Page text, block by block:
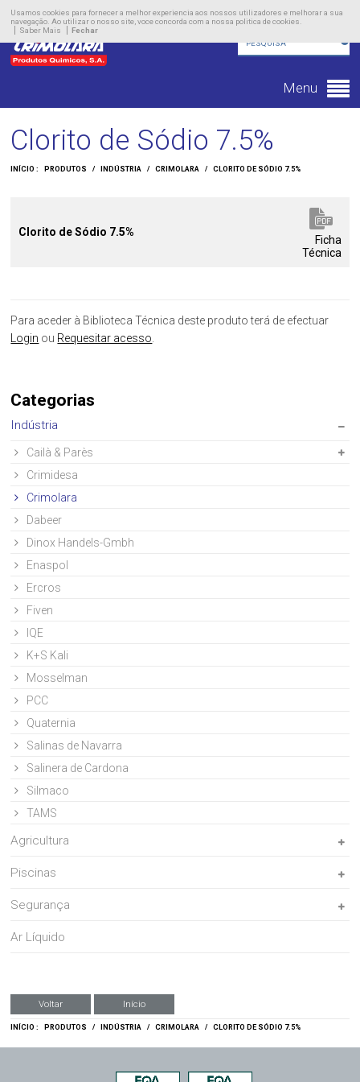
Usamos cookies para fornecer a melhor experiencia aos nossos utilizadores e melhorar a sua
navegação. Ao utilizar o nosso site, voce concorda com a nossa politica de cookies.
Saber Mais
Fechar
Empresa
Produtos
Menu
Clorito de Sódio 7.5%
INÍCIO : PRODUTOS / INDÚSTRIA / CRIMOLARA / CLORITO DE SÓDIO 7.5%
Clorito de Sódio 7.5%
Ficha
Técnica
Para aceder à Biblioteca Técnica deste produto terá de efectuar
Login ou Requesitar acesso
Categorias
Indústria
Cailà & Parès
Crimidesa
Crimolara
Dabeer
Dinox Handels-Gmbh
Enaspol
Ercros
Fiven
IQE
K+S Kali
Mosselman
PCC
Quaternia
Salinas de Navarra
Salinera de Cardona
Silmaco
TAMS
Agricultura
Piscinas
Segurança
Ar Líquido
Voltar Início
INÍCIO : PRODUTOS / INDÚSTRIA / CRIMOLARA / CLORITO DE SÓDIO 7.5%